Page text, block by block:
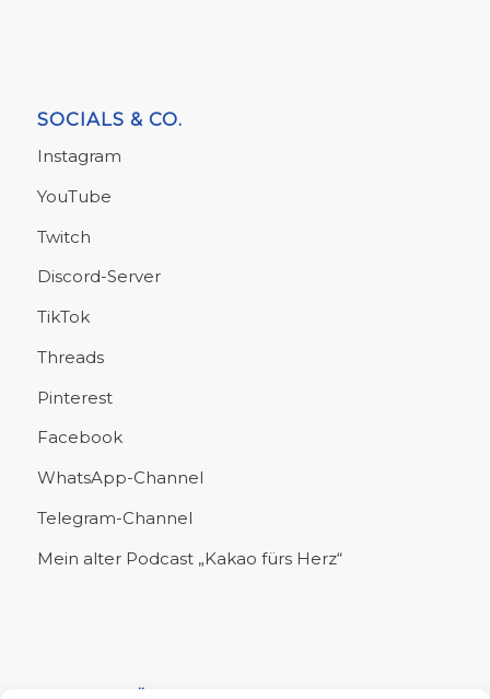
SOCIALS & CO.
Instagram
YouTube
Twitch
Discord-Server
TikTok
Threads
Pinterest
Facebook
WhatsApp-Channel
Telegram-Channel
Mein alter Podcast „Kakao fürs Herz“